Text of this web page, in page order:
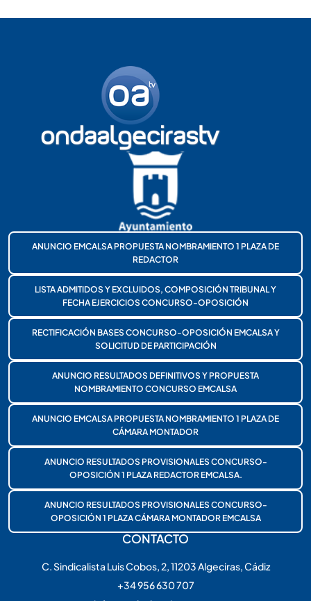
ANUNCIO EMCALSA PROPUESTA NOMBRAMIENTO 1 PLAZA DE
REDACTOR
LISTA ADMITIDOS Y EXCLUIDOS, COMPOSICIÓN TRIBUNAL Y
FECHA EJERCICIOS CONCURSO-OPOSICIÓN
RECTIFICACIÓN BASES CONCURSO-OPOSICIÓN EMCALSA Y
SOLICITUD DE PARTICIPACIÓN
ANUNCIO RESULTADOS DEFINITIVOS Y PROPUESTA
NOMBRAMIENTO CONCURSO EMCALSA
ANUNCIO EMCALSA PROPUESTA NOMBRAMIENTO 1 PLAZA DE
CÁMARA MONTADOR
ANUNCIO RESULTADOS PROVISIONALES CONCURSO-
OPOSICIÓN 1 PLAZA REDACTOR EMCALSA.
ANUNCIO RESULTADOS PROVISIONALES CONCURSO-
OPOSICIÓN 1 PLAZA CÁMARA MONTADOR EMCALSA
CONTACTO
C. Sindicalista Luis Cobos, 2, 11203 Algeciras, Cádiz
+34 956 630 707